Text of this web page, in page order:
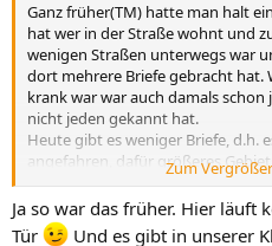
Ganz früher(TM) hatte man halt
hat wer in der Straße wohnt und
wenigen Straßen unterwegs war
dort mehrere Briefe gebracht hat.
krank war war auch damals
nicht jeden gekannt hat.
Heute gibt es weniger Briefe, d.h.
angefahren, dafür größeres
sind an einem Briefkasten dann
eine Adresse fehlerhaft ist geht
eh schon wenig Zeit hat wegen so
Zum
Ja so war das früher. Hier läuft
Tür
Und es gibt in unserer